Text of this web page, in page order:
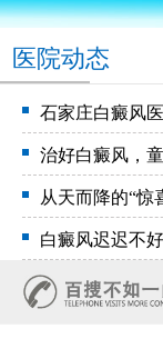
医院动态
石家庄白癜风
治好白癜风，
从天而降的“惊
白癜风迟迟不